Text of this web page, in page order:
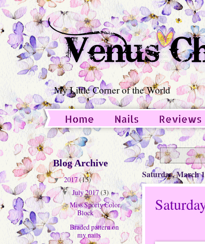
My Little Corner of the World
Home Nails Reviews
Guest Post
Saturday, March
Blog Archive
▼ 2017(15)
▼ July 2017(3)
Miss Sporty Color
Block
Braded pattern on
my nails